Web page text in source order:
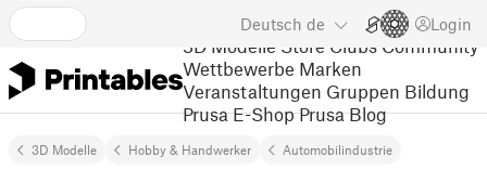
Deutsch de Login
3D Modelle Store Clubs Community
Wettbewerbe Marken
Veranstaltungen Gruppen Bildung
Prusa E-Shop Prusa Blog
3D Modelle Hobby & Handwerker Automobilindustrie